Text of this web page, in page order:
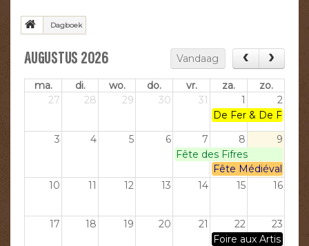
Dagboek
AUGUSTUS 2026 Vandaag
ma. di. wo. do. vr. za.
zo.
27
28 29 30 31 1
2
De Fer & De Feu
3
4 5 6 7 8
9
Fête des Fifres
Fête Médiévale de
10
11 12 13 14 15 16
17 18 19 20 21 22
23
Foire aux Artisans -